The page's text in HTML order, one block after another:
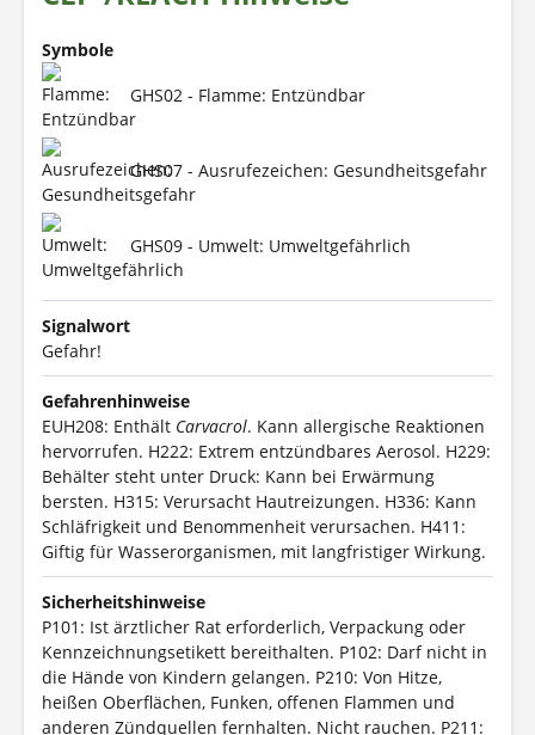
Symbole
GHS02 - Flamme: Entzündbar
GHS07 - Ausrufezeichen: Gesundheitsgefahr
GHS09 - Umwelt: Umweltgefährlich
Signalwort
Gefahr!
Gefahrenhinweise
EUH208: Enthält Carvacrol. Kann allergische Reaktionen
hervorrufen. H222: Extrem entzündbares Aerosol. H229:
Behälter steht unter Druck: Kann bei Erwärmung
bersten. H315: Verursacht Hautreizungen. H336: Kann
Schläfrigkeit und Benommenheit verursachen. H411:
Giftig für Wasserorganismen, mit langfristiger Wirkung.
Sicherheitshinweise
P101: Ist ärztlicher Rat erforderlich, Verpackung oder
Kennzeichnungsetikett bereithalten. P102: Darf nicht in
die Hände von Kindern gelangen. P210: Von Hitze,
heißen Oberflächen, Funken, offenen Flammen und
anderen Zündquellen fernhalten. Nicht rauchen. P211: